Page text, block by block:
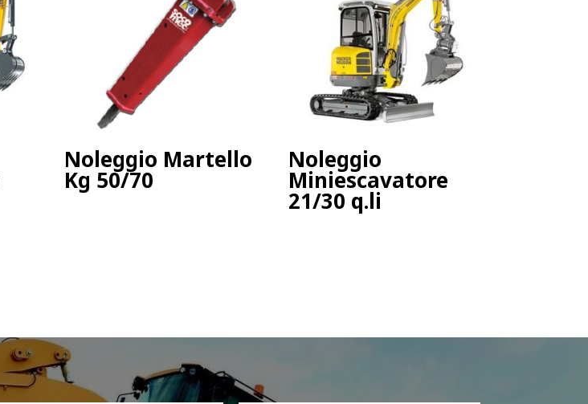
Noleggio Martello
Kg 50/70
Noleggio
Miniescavatore
21/30 q.li